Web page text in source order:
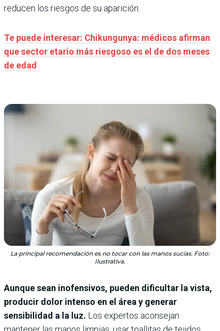
reducen los riesgos de su aparición.
Te puede interesar: Chikungunya: médicos afirman
que sector etario más riesgoso es el de dos meses
de edad
La principal recomendación es no tocar con las manos sucias. Foto:
Ilustrativa.
Aunque sean inofensivos, pueden dificultar la vista,
producir dolor intenso en el área y generar
sensibilidad a la luz. Los expertos aconsejan